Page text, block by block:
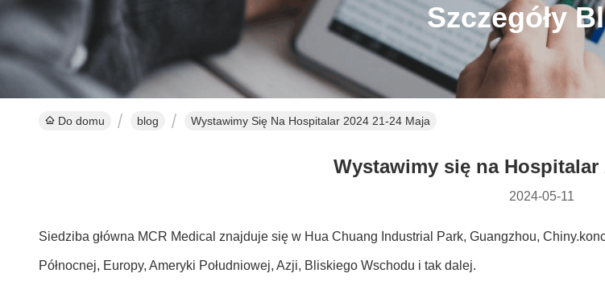
Szczegóły
Do domu blog Wystawimy Się Na Hospitalar 2024 21-24 Maja
Wystawimy się na Hospitalar
2024-05-11
Siedziba główna MCR Medical znajduje się w Hua Chuang Industrial Park, Guangzhou,
Północnej, Europy, Ameryki Południowej, Azji, Bliskiego Wschodu i tak dalej.